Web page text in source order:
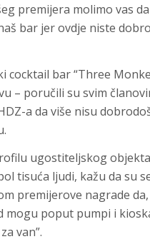
premijera molimo vas
bar jer ovdje niste
cocktail bar “Three
– poručili su svim
a da više nisu
ugostiteljskog
tisuća ljudi, kažu da su
premijerove nagrade
mogu poput pumpi i
van”.